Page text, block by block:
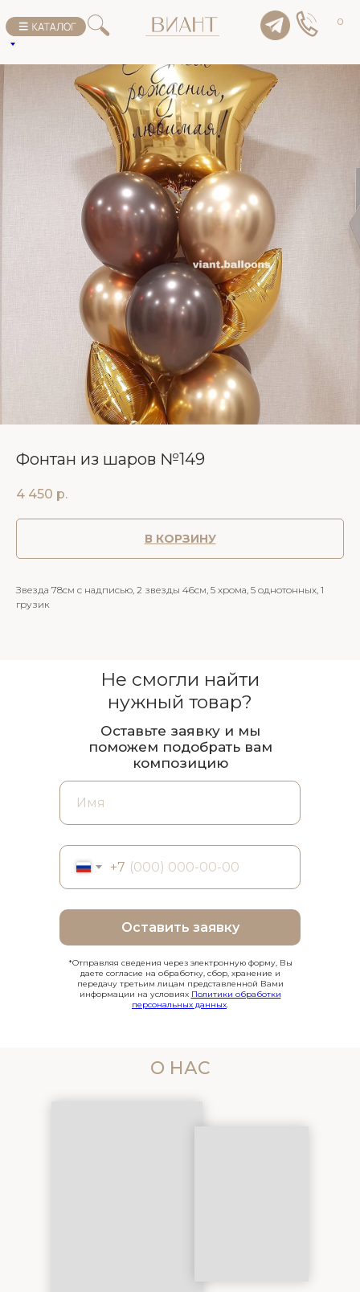
0
Фонтан из шаров №149
4 450 р.
В КОРЗИНУ
Звезда 78см с надписью, 2 звезды 46см, 5 хрома, 5 однотонных, 1
грузик
+7
Оставить заявку
Не смогли найти
нужный товар?
Оставьте заявку и мы
поможем подобрать вам
композицию
*Отправляя сведения через электронную форму, Вы
даете согласие на обработку, сбор, хранение и
передачу третьим лицам представленной Вами
информации на условиях Политики обработки
персональных данных.
О НАС